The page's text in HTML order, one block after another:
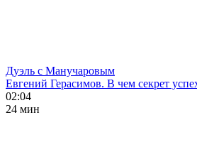
Дуэль с Манучаровым
Евгений Герасимов. В чем секрет
02:04
24 мин